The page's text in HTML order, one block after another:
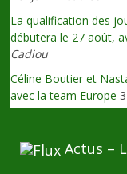
La qualification des
débutera le 27 août,
Cadiou
Céline Boutier et
avec la team Europe
Actus –